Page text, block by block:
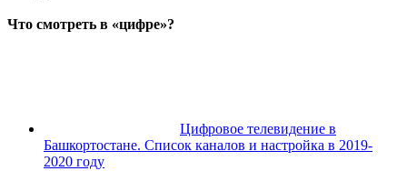
Что смотреть в «цифре»?
Цифровое телевидение в
Башкортостане. Список каналов и настройка в 2019-
2020 году